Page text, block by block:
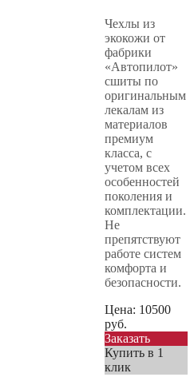
Чехлы из
экокожи от
фабрики
«Автопилот»
сшиты по
оригинальным
лекалам из
материалов
премиум
класса, с
учетом всех
особенностей
поколения и
комплектации.
Не
препятствуют
работе систем
комфорта и
безопасности.
Цена: 10500
руб.
Заказать
Купить в 1
клик